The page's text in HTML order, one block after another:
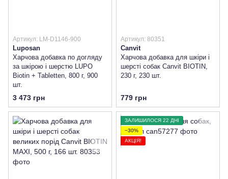
Артикул: LM-D1146-900
Luposan
Харчова добавка по догляду
за шкірою і шерстю LUPO
Biotin + Tabletten, 800 г, 900
шт.
3 473 грн
Артикул: 80351
Canvit
Харчова добавка для шкіри і
шерсті собак Canvit BIOTIN,
230 г, 230 шт.
779 грн
ЗАЛИШИЛОСЯ 22 ДНІ
−30%
АКЦІЯ!